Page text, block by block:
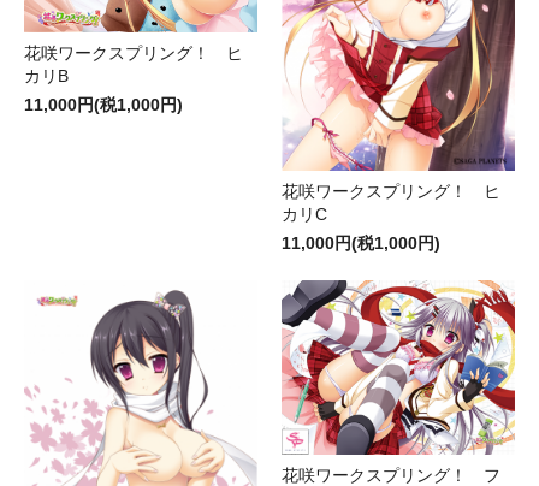
花咲ワークスプリング！ ヒ
カリB
11,000円(税1,000円)
花咲ワークスプリング！ ヒ
カリC
11,000円(税1,000円)
花咲ワークスプリング！ フ